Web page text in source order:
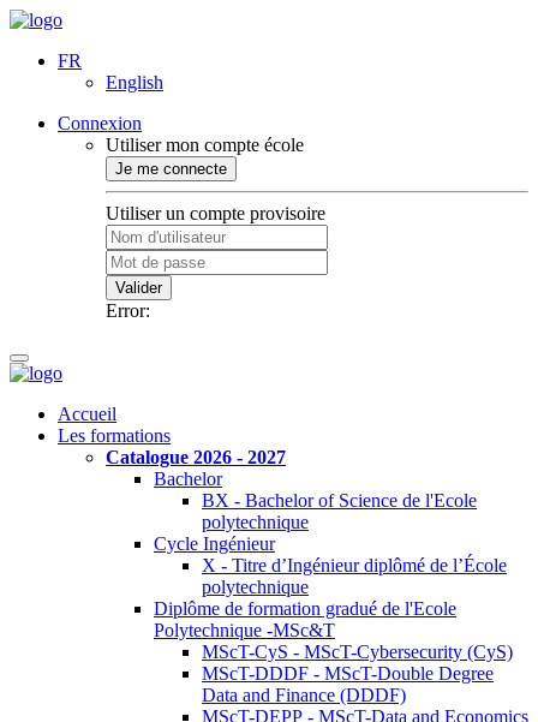
FR
English
Connexion
Utiliser mon compte école
Je me connecte
Utiliser un compte provisoire
Valider
Error:
Accueil
Les formations
Catalogue 2026 - 2027
Bachelor
BX - Bachelor of Science de l'Ecole
polytechnique
Cycle Ingénieur
X - Titre d’Ingénieur diplômé de l’École
polytechnique
Diplôme de formation gradué de l'Ecole
Polytechnique -MSc&T
MScT-CyS - MScT-Cybersecurity (CyS)
MScT-DDDF - MScT-Double Degree
Data and Finance (DDDF)
MScT-DEPP - MScT-Data and Economics